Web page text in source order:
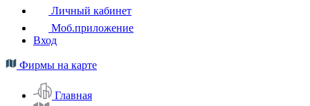
Личный кабинет
Моб.приложение
Вход
Фирмы на карте
Главная